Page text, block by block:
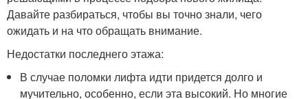
Давайте разбираться, чтобы вы точно знали, чего
ожидать и на что обращать внимание.
Недостатки последнего этажа:
В случае поломки лифта идти придется долго и
мучительно, особенно, если эта высокий. Но многие